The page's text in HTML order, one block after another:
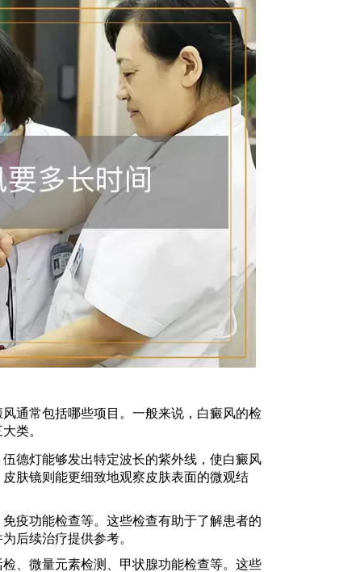
通常包括哪些项目。一般来说，白癜风的检
类。
德灯能够发出特定波长的紫外线，使白癜风
肤镜则能更细致地观察皮肤表面的微观结
疫功能检查等。这些检查有助于了解患者的
后续治疗提供参考。
、微量元素检测、甲状腺功能检查等。这些